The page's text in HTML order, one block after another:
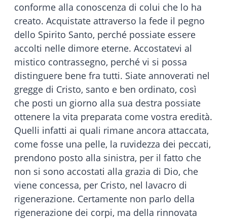
conforme alla conoscenza di colui che lo ha
creato. Acquistate attraverso la fede il pegno
dello Spirito Santo, perché possiate essere
accolti nelle dimore eterne. Accostatevi al
mistico contrassegno, perché vi si possa
distinguere bene fra tutti. Siate annoverati nel
gregge di Cristo, santo e ben ordinato, così
che posti un giorno alla sua destra possiate
ottenere la vita preparata come vostra eredità.
Quelli infatti ai quali rimane ancora attaccata,
come fosse una pelle, la ruvidezza dei peccati,
prendono posto alla sinistra, per il fatto che
non si sono accostati alla grazia di Dio, che
viene concessa, per Cristo, nel lavacro di
rigenerazione. Certamente non parlo della
rigenerazione dei corpi, ma della rinnovata